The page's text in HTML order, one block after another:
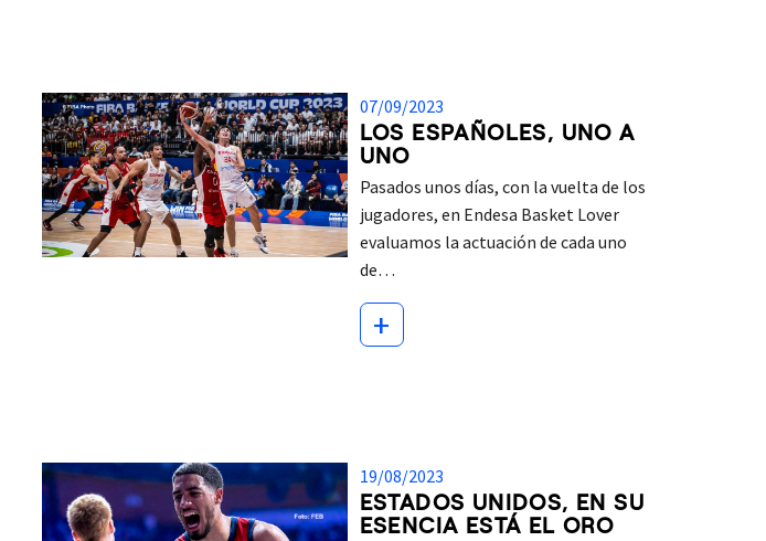
07/09/2023
LOS ESPAÑOLES, UNO A
UNO
Pasados unos días, con la vuelta de los
jugadores, en Endesa Basket Lover
evaluamos la actuación de cada uno
de…
+
19/08/2023
ESTADOS UNIDOS, EN SU
ESENCIA ESTÁ EL ORO